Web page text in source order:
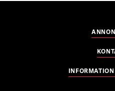
INFORMATION